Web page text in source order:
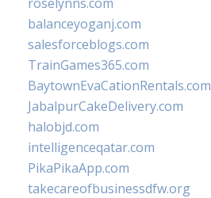
balanceyoganj.com
salesforceblogs.com
TrainGames365.com
BaytownEvaCationRentals.com
JabalpurCakeDelivery.com
halobjd.com
intelligenceqatar.com
PikaPikaApp.com
takecareofbusinessdfw.org